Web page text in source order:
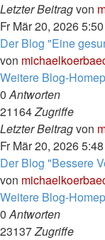
Letzter Beitragvon
Fr Mär 20, 2026
Der Blog "Eine
von
Weitere Blog-
0Antworten
21164Zugriffe
Letzter Beitragvon
Fr Mär 20, 2026
Der Blog "Bessere
von
Weitere Blog-
0Antworten
23137Zugriffe